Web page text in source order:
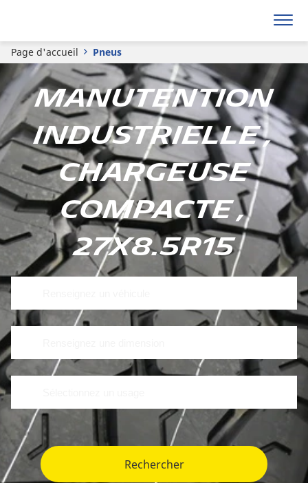
Page d'accueil Pneus
Manutention
Industrielle ,
Chargeuse
compacte ,
27x8.5R15
Rechercher